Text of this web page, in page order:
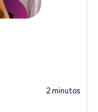
2 minutos